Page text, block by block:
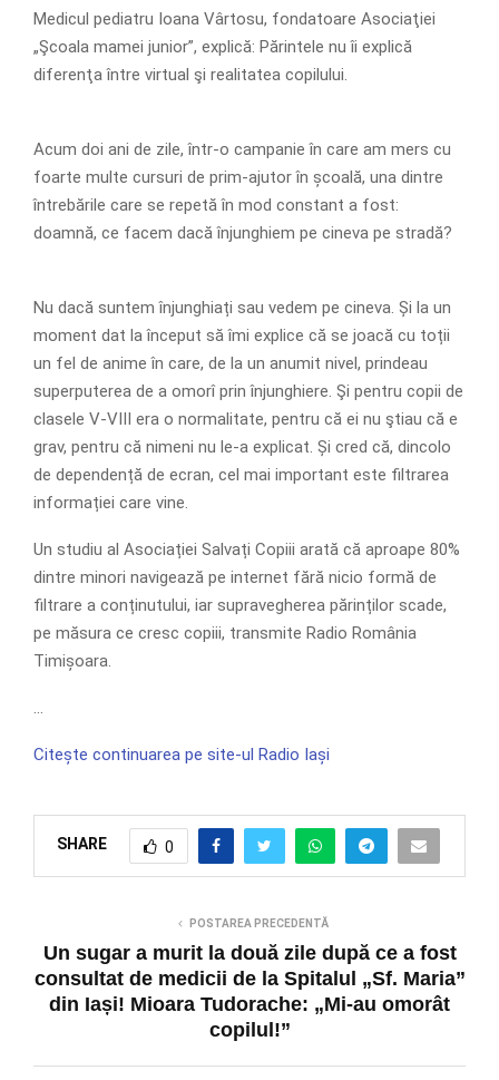
Medicul pediatru Ioana Vârtosu, fondatoare Asociaţiei
„Şcoala mamei junior”, explică: Părintele nu îi explică
diferenţa între virtual şi realitatea copilului.
Acum doi ani de zile, într-o campanie în care am mers cu
foarte multe cursuri de prim-ajutor în școală, una dintre
întrebările care se repetă în mod constant a fost:
doamnă, ce facem dacă înjunghiem pe cineva pe stradă?
Nu dacă suntem înjunghiați sau vedem pe cineva. Și la un
moment dat la început să îmi explice că se joacă cu toții
un fel de anime în care, de la un anumit nivel, prindeau
superputerea de a omorî prin înjunghiere. Şi pentru copii de
clasele V-VIII era o normalitate, pentru că ei nu ştiau că e
grav, pentru că nimeni nu le-a explicat. Și cred că, dincolo
de dependență de ecran, cel mai important este filtrarea
informației care vine.
Un studiu al Asociației Salvați Copiii arată că aproape 80%
dintre minori navigează pe internet fără nicio formă de
filtrare a conținutului, iar supravegherea părinților scade,
pe măsura ce cresc copiii, transmite Radio România
Timișoara.
Citește continuarea pe site-ul Radio Iași
SHARE 0
POSTAREA PRECEDENTĂ
Un sugar a murit la două zile după ce a fost
consultat de medicii de la Spitalul „Sf. Maria”
din Iași! Mioara Tudorache: „Mi-au omorât
copilul!”